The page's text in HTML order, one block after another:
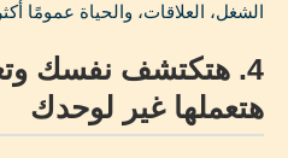
الشغل، العلاقات، والحياة عمومًا
4. هتكتشف نفسك
هتعملها غير لوحدك